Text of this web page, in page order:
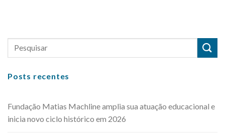
Posts recentes
Fundação Matias Machline amplia sua atuação educacional e
inicia novo ciclo histórico em 2026